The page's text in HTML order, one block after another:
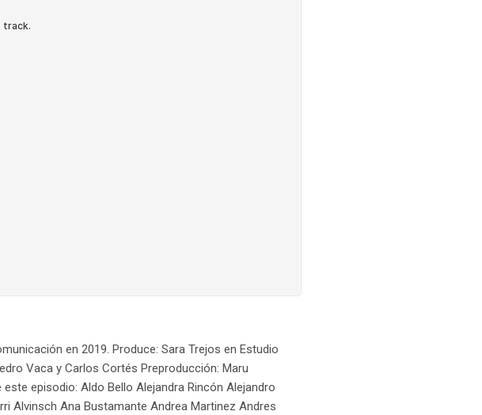
en 2019. Produce: Sara Trejos en Estudio
Vaca y Carlos Cortés Preproducción: Maru
episodio: Aldo Bello Alejandra Rincón Alejandro
Alvinsch Ana Bustamante Andrea Martinez Andres